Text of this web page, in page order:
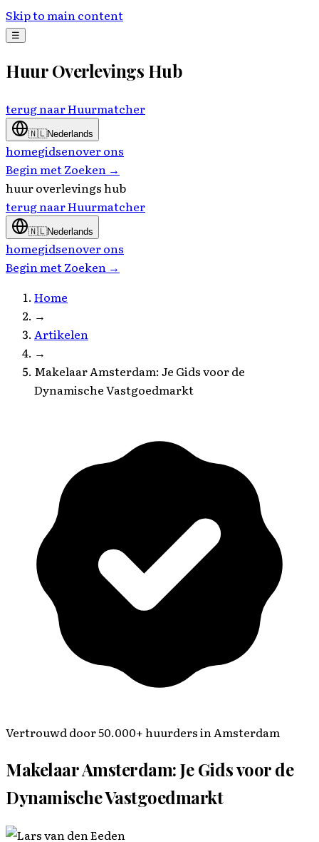
Skip to main content
☰
Huur Overlevings Hub
terug naarHuurmatcher
🇳🇱Nederlands
homegidsenover ons
Begin met Zoeken →
huur overlevings hub
terug naarHuurmatcher
🇳🇱Nederlands
homegidsenover ons
Begin met Zoeken →
Home
→
Artikelen
→
Makelaar Amsterdam: Je Gids voor de
Dynamische Vastgoedmarkt
Vertrouwd door 50.000+ huurders in Amsterdam
Makelaar Amsterdam: Je Gids voor de
Dynamische Vastgoedmarkt